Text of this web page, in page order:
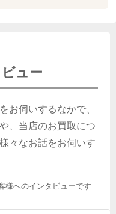
ュー
お伺いするなかで、
、当店のお買取につ
々なお話をお伺いす
様へのインタビューです